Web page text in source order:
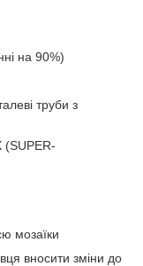
на 90%)
труби з
(SUPER-
мозаїки
вносити зміни до